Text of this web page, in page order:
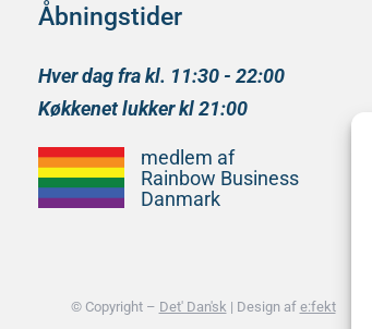
Åbningstider
Hver dag fra kl. 11:30 - 22:00
Køkkenet lukker kl 21:00
medlem af
Rainbow Business
Danmark
© Copyright – Det' Dan'sk | Design af e:fekt